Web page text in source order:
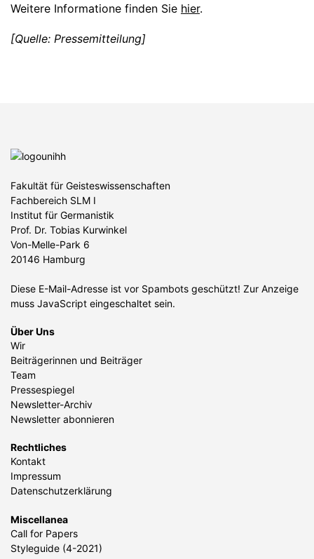
Weitere Informatione finden Sie hier.
[Quelle: Pressemitteilung]
Fakultät für Geisteswissenschaften
Fachbereich SLM I
Institut für Germanistik
Prof. Dr. Tobias Kurwinkel
Von-Melle-Park 6
20146 Hamburg
Diese E-Mail-Adresse ist vor Spambots geschützt! Zur Anzeige
muss JavaScript eingeschaltet sein.
Über Uns
Wir
Beiträgerinnen und Beiträger
Team
Pressespiegel
Newsletter-Archiv
Newsletter abonnieren
Rechtliches
Kontakt
Impressum
Datenschutzerklärung
Miscellanea
Call for Papers
Styleguide (4-2021)